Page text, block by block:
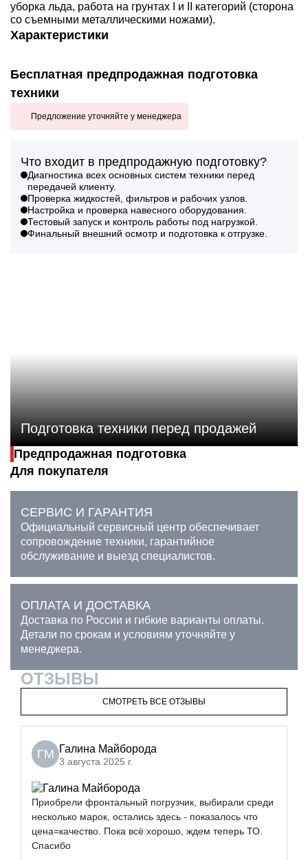
уборка льда, работа на грунтах I и II категорий (сторона
со съемными металлическими ножами).
Характеристики
Бесплатная предпродажная подготовка
техники
Предложение уточняйте у менеджера
Что входит в предпродажную подготовку?
Диагностика всех основных систем техники перед
передачей клиенту.
Проверка жидкостей, фильтров и рабочих узлов.
Настройка и проверка навесного оборудования.
Тестовый запуск и контроль работы под нагрузкой.
Финальный внешний осмотр и подготовка к отгрузке.
Подготовка техники перед продажей
Предпродажная подготовка
Для покупателя
СЕРВИС И ГАРАНТИЯ
Официальный сервисный центр обеспечивает
сопровождение техники, гарантийное
обслуживание и выезд специалистов.
ОПЛАТА И ДОСТАВКА
Доставка по России и гибкие варианты оплаты.
Детали по срокам и условиям уточняйте у
менеджера.
ОТЗЫВЫ
СМОТРЕТЬ ВСЕ ОТЗЫВЫ
ГМ Галина Майборода
3 августа 2025 г.
Приобрели фронтальный погрузчик, выбирали среди
несколько марок, остались здесь - показалось что
цена=качество. Пока всё хорошо, ждем теперь ТО.
Спасибо